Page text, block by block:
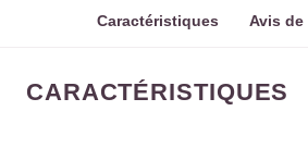
Caractéristiques Avis
CARACTÉRISTIQUES